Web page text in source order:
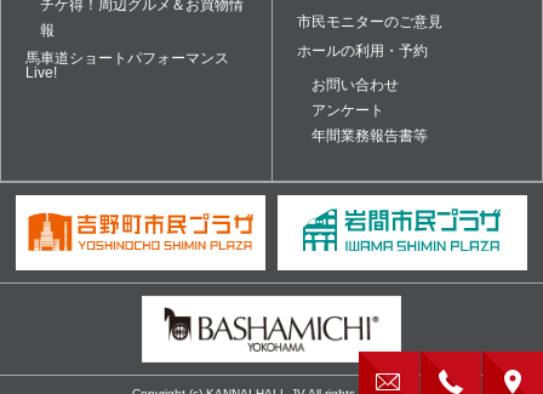
チケ得！周辺グルメ＆お買物情
報
馬車道ショートパフォーマンス
Live!
市民モニターのご意見
ホールの利用・予約
お問い合わせ
アンケート
年間業務報告書等